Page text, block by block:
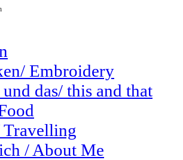
Embroidery
das/ this and that
Travelling
/ About Me